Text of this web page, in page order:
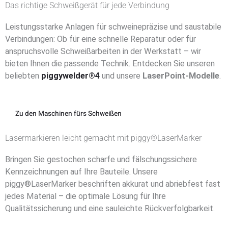
Das richtige Schweißgerät für jede Verbindung
Leistungsstarke Anlagen für schweinepräzise und saustabile
Verbindungen: Ob für eine schnelle Reparatur oder für
anspruchsvolle Schweißarbeiten in der Werkstatt – wir
bieten Ihnen die passende Technik. Entdecken Sie unseren
beliebten piggywelder®4 und unsere LaserPoint-Modelle.
Zu den Maschinen fürs Schweißen
Lasermarkieren leicht gemacht mit piggy®LaserMarker
Bringen Sie gestochen scharfe und fälschungssichere
Kennzeichnungen auf Ihre Bauteile. Unsere
piggy®LaserMarker beschriften akkurat und abriebfest fast
jedes Material – die optimale Lösung für Ihre
Qualitätssicherung und eine sauleichte Rückverfolgbarkeit.